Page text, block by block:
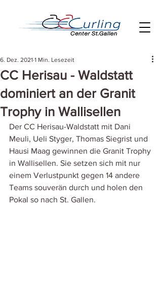
CC Herisau - Waldstatt
dominiert an der Granit
Trophy in Wallisellen
6. Dez. 2021 1 Min. Lesezeit
Der CC Herisau-Waldstatt mit Dani
Meuli, Ueli Styger, Thomas Siegrist und
Hausi Maag gewinnen die Granit Trophy
in Wallisellen. Sie setzen sich mit nur
einem Verlustpunkt gegen 14 andere
Teams souverän durch und holen den
Pokal so nach St. Gallen.